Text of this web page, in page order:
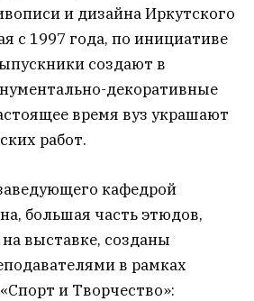
и дизайна Иркутского
с 1997 года, по инициативе
создают в
декоративные
время вуз украшают
работ.
кафедрой
большая часть этюдов,
выставке, созданы
в рамках
и Творчество»: